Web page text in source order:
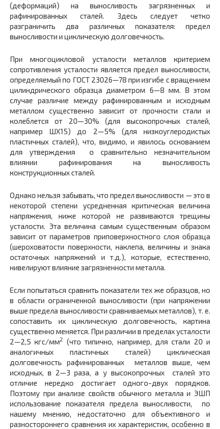
(деформаций) на выносливость загрязненных и
рафинированных сталей. Здесь следует четко
разграничить два различных показателя: предел
выносливости и циклическую долговечность.
При многоцикловой усталости металлов критерием
сопротивления усталости является предел выносливости,
определяемый по ГОСТ 23026—78 при изгибе с вращением
цилиндрического образца диаметром 6—8 мм. В этом
случае различие между рафинированным и исходным
металлом существенно зависит от прочности стали и
колеблется от 20—30% (для высокопрочных сталей,
например ШХ15) до 2—5% (для низкоуглеродистых
пластичных сталей), что, видимо, и явилось основанием
для утверждения о сравнительно незначительном
влиянии рафинирования на выносливость
конструкционных сталей.
Однако нельзя забывать, что предел выносливости — это в
некоторой степени усредненная критическая величина
напряжения, ниже которой не развиваются трещины
усталости. Эта величина самым существенным образом
зависит от параметров приповерхностного слоя образца
(шероховатости поверхности, наклепа, величины и знака
остаточных напряжений и т.д.), которые, естественно,
нивелируют влияние загрязненности металла.
Если попытаться сравнить показатели тех же образцов, но
в области ограниченной выносливости (при напряжении
выше предела выносливости сравниваемых металлов), т. е.
сопоставить их циклическую долговечность, картина
существенно меняется. При различии в пределах усталости
2—2,5 кгс/мм2
(что типично, например, для стали 20 и
аналогичных пластичных сталей) циклическая
долговечность рафинированных металлов выше, чем
исходных, в 2—3 раза, а у высокопрочных сталей это
отличие нередко достигает одного-двух порядков.
Поэтому при анализе свойств обычного металла и ЭШП
использование показателя предела выносливости, по
нашему мнению, недостаточно для объективного и
разностороннего сравнения их характеристик, особенно в